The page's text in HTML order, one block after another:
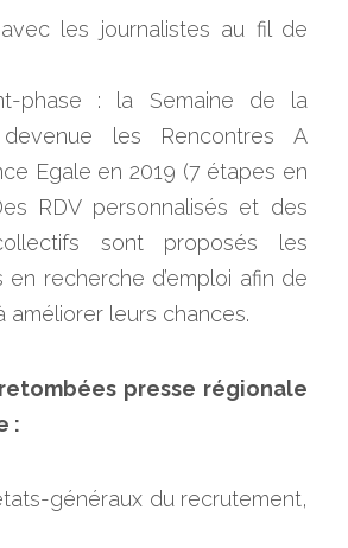
les journalistes au fil de
phase : la Semaine de la
devenue les Rencontres A
Egale en 2019 (7 étapes en
RDV personnalisés et des
sont proposés les
en recherche d’emploi afin de
améliorer leurs chances.
presse régionale
:
généraux du recrutement,